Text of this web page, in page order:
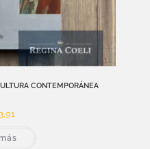
CONTEMPORÁNEA